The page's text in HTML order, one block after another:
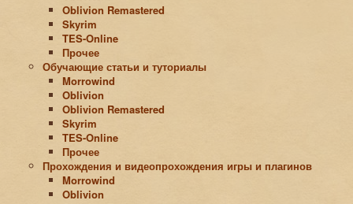
Oblivion Remastered
Skyrim
TES-Online
Прочее
Обучающие статьи и туториалы
Morrowind
Oblivion
Oblivion Remastered
Skyrim
TES-Online
Прочее
Прохождения и видеопрохождения игры и плагинов
Morrowind
Oblivion